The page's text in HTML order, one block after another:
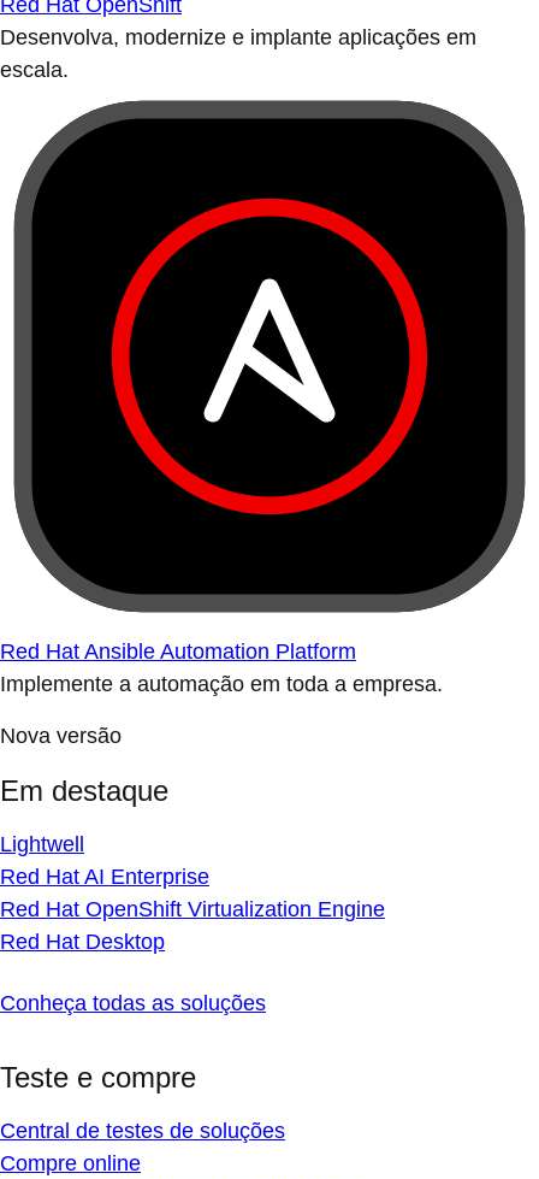
Red Hat OpenShift
Desenvolva, modernize e implante aplicações em
escala.
Red Hat Ansible Automation Platform
Implemente a automação em toda a empresa.
Nova versão
Em destaque
Lightwell
Red Hat AI Enterprise
Red Hat OpenShift Virtualization Engine
Red Hat Desktop
Conheça todas as soluções
Teste e compre
Central de testes de soluções
Compre online